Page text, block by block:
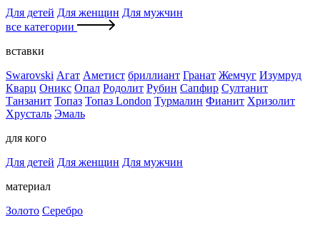
Для детей Для женщин Для мужчин
все категории
вставки
Swarovski Агат Аметист бриллиант Гранат Жемчуг Изумруд
Кварц Оникс Опал Родолит Рубин Сапфир Султанит
Танзанит Топаз Топаз London Турмалин Фианит Хризолит
Хрусталь Эмаль
для кого
Для детей Для женщин Для мужчин
материал
Золото Серебро